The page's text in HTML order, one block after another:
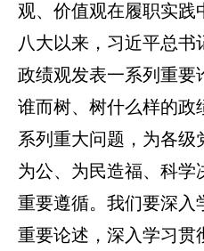
观、价值观在履职实践
八大以来，习近平总
政绩观发表一系列重要
谁而树、树什么样的政
系列重大问题，为各级
为公、为民造福、科学
重要遵循。我们要深入
重要论述，深入学习贯